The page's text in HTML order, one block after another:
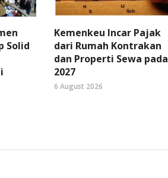
Solid
Kemenkeu Incar Pajak
dari Rumah Kontrakan
dan Properti Sewa pada
2027
6 August 2026